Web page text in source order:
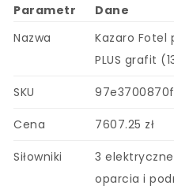
Parametr
Dane
Nazwa
Kazaro Fotel
PLUS grafit
SKU
Cena 7607.25 zł
Siłowniki
3
oparcia i